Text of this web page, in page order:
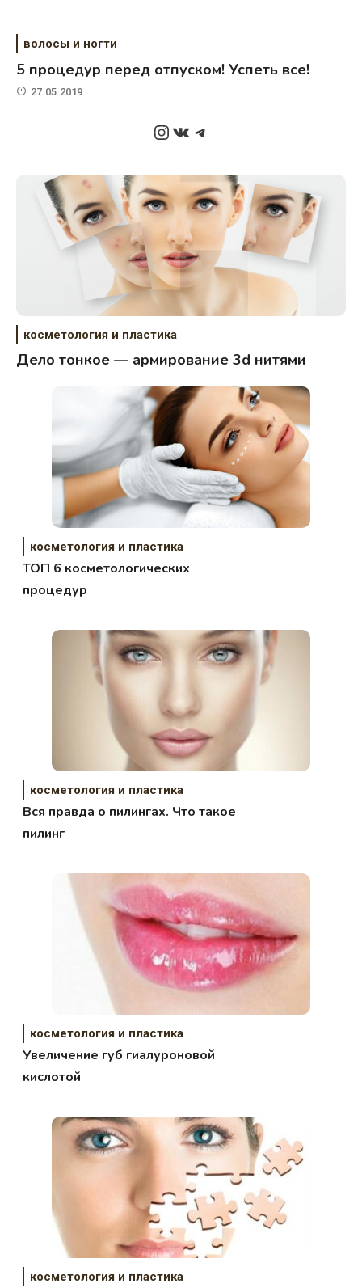
волосы и ногти
5 процедур перед отпуском! Успеть все!
27.05.2019
Instagram
ВКонтакте
Telegram
косметология и пластика
Дело тонкое — армирование 3d нитями
косметология и пластика
ТОП 6 косметологических
процедур
косметология и пластика
Вся правда о пилингах. Что такое
пилинг
косметология и пластика
Увеличение губ гиалуроновой
кислотой
косметология и пластика